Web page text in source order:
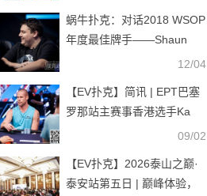
蜗牛扑克：对话2018 WSOP
年度最佳牌手——Shaun
12/04
【EV扑克】简讯 | EPT巴塞
罗那站主赛事香港选手Ka
Kwan Lau进入32强，陈易莎
09/02
【EV扑克】2026泰山之巅·
泰安站第五日 | 巅峰体验，